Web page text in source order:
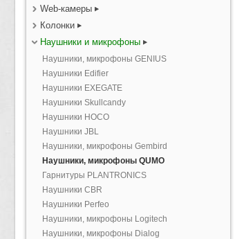
Web-камеры
Колонки
Наушники и микрофоны
Наушники, микрофоны GENIUS
Наушники Edifier
Наушники EXEGATE
Наушники Skullcandy
Наушники HOCO
Наушники JBL
Наушники, микрофоны Gembird
Наушники, микрофоны QUMO
Гарнитуры PLANTRONICS
Наушники CBR
Наушники Perfeo
Наушники, микрофоны Logitech
Наушники, микрофоны Dialog